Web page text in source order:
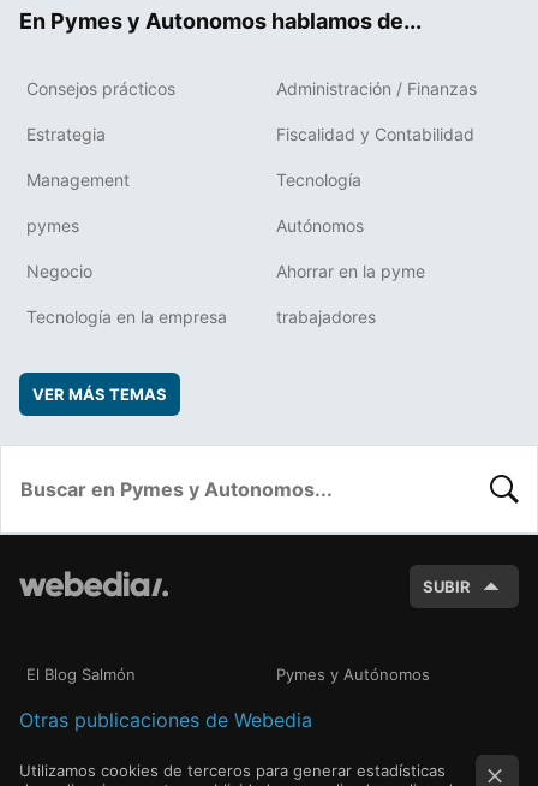
En Pymes y Autonomos hablamos de...
Consejos prácticos Administración / Finanzas
Estrategia Fiscalidad y Contabilidad
Management Tecnología
pymes Autónomos
Negocio Ahorrar en la pyme
Tecnología en la empresa trabajadores
VER MÁS TEMAS
SUBIR
El Blog Salmón Pymes y Autónomos
Otras publicaciones de Webedia
Utilizamos cookies de terceros para generar estadísticas